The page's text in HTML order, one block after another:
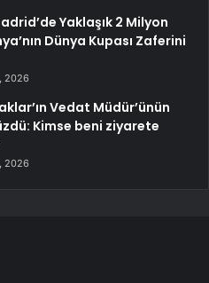
Yaklaşık 2 Milyon
Dünya Kupası Zaferini
2026
Vedat Müdür’ünün
Kimse beni ziyarete
2026